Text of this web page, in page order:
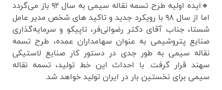
🔸ایده اولیه طرح تسمه نقاله سیمی به سال ۹۲ باز می‌گردد
اما از سال ۹۸ با رویکرد جدید و تاکید های شخص مدیر عامل
شستا، جناب آقای دکتر رضوانی‌فر، تاپیکو و سرمایه‌گذاری
صنایع پتروشیمی به عنوان سهامداران عمده، طرح تسمه
نقاله سیمی به طور جدی در دستور کار صنایع لاستیکی
سهند قرار گرفت. با احداث این خط تولید، تسمه نقاله
سیمی برای نخستین بار در ایران تولید خواهد شد.